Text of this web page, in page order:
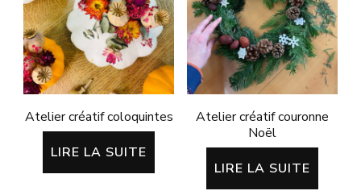
Atelier créatif coloquintes
LIRE LA SUITE
Atelier créatif couronne
Noël
LIRE LA SUITE